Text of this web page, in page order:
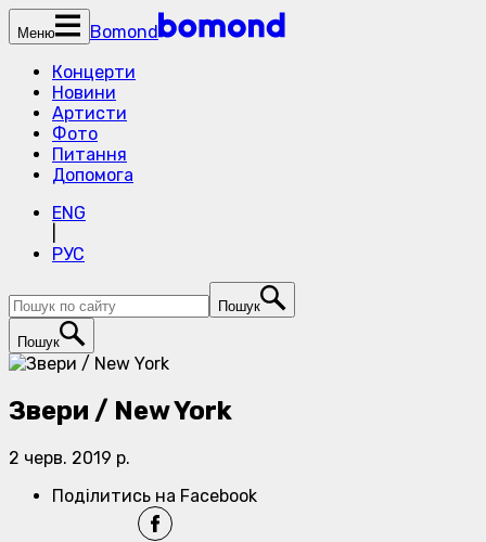
Меню
Bomond
Концерти
Новини
Артисти
Фото
Питання
Допомога
ENG
РУС
Пошук
Пошук
Звери / New York
2 черв. 2019 р.
Поділитись на Facebook